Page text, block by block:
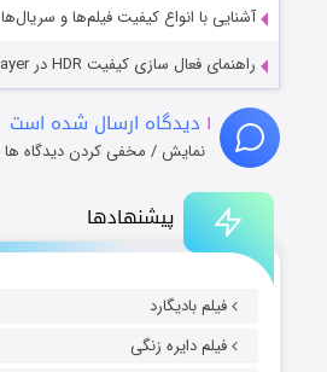
پیشنهادها
فیلم بادیگارد
فیلم دایره زنگی
آشنایی با انواع کیفیت فیلم‌ها و سریال‌ها
راهنمای فعال سازی کیفیت HDR در PotPlayer
۱ دیدگاه ارسال شده است
نمایش / مخفی کردن دیدگاه ها